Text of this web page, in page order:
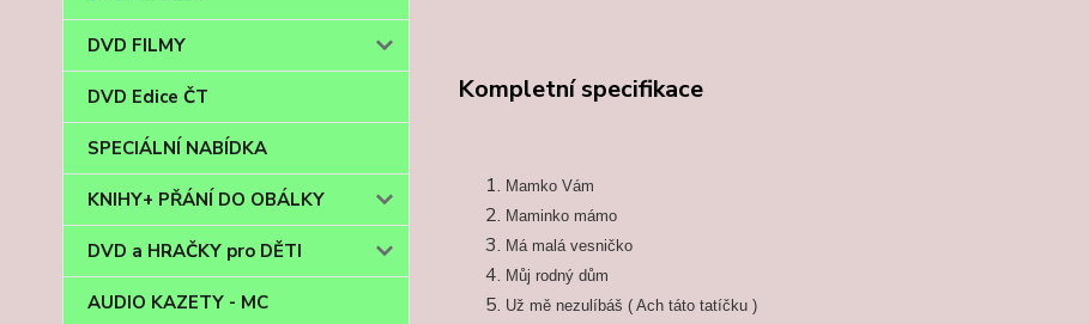
DVD FILMY
DVD Edice ČT
SPECIÁLNÍ NABÍDKA
KNIHY+ PŘÁNÍ DO OBÁLKY
DVD a HRAČKY pro DĚTI
AUDIO KAZETY - MC
Kompletní specifikace
Mamko Vám
Maminko mámo
Má malá vesničko
Můj rodný dům
Už mě nezulíbáš ( Ach táto tatíčku )